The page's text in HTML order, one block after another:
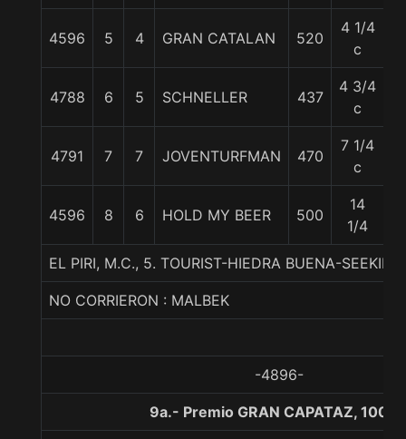
4596 5 4 GRAN CATALAN 520
4 1/4
c
4788 6 5 SCHNELLER 437
4 3/4
c
4791 7 7 JOVENTURFMAN 470
7 1/4
c
4596 8 6 HOLD MY BEER 500
14
1/4
EL PIRI, M.C., 5. TOURIST-HIEDRA BUENA-
NO CORRIERON : MALBEK
-4896-
9a.- Premio GRAN CAPATAZ, 1000